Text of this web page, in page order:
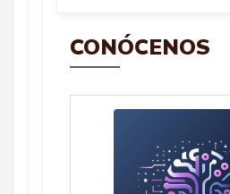
CONÓCENOS